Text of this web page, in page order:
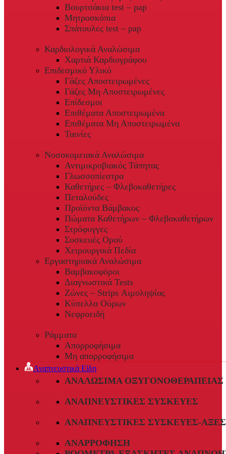
Βουρτσάκια test – pap
Μητροσκόπια
Σπάτουλες test – pap
Καρδιολογικά Αναλώσιμα
Χαρτιά Καρδιογράφου
Επιδεσμικό Υλικό
Γάζες Αποστειρωμένες
Γάζες Μη Αποστειρωμένες
Επίδεσμοι
Επιθέματα Αποστειρωμένα
Επιθέματα Μη Αποστειρωμένα
Ταινίες
Νοσοκομειακά Αναλώσιμα
Αντιμικροβιακός Τάπητας
Γλωσσοπίεστρα
Καθετήρες – Φλεβοκαθετήρες
Πεταλούδες
Προϊόντα Βάμβακος
Πώματα Καθετήρων – Φλεβοκαθετήρων
Στρόφυγγες
Συσκευές Ορού
Χειρουργικά Πεδία
Εργαστηριακά Αναλώσιμα
Βαμβακοφόροι
Διαγνωστικά Tests
Ζώνες – Strips Αιμοληψίας
Κύπελλα Ούρων
Νεφροειδή
Ράμματα
Απορροφήσιμα
Μη απορροφήσιμα
Αναπνευστικά Είδη
ΑΝΑΛΏΣΙΜΑ ΟΞΥΓΟΝΟΘΕΡΑΠΕΊΑΣ
ΑΝΑΠΝΕΥΣΤΙΚΈΣ ΣΥΣΚΕΥΈΣ
ΑΝΑΠΝΕΥΣΤΙΚΈΣ ΣΥΣΚΕΥΈΣ-
ΑΝΑΡΡΌΦΗΣΗ